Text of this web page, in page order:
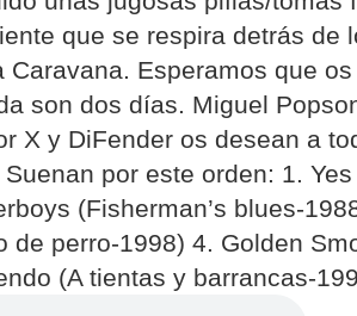
que se respira detrás de
Caravana. Esperamos que
son dos días. Miguel
X y DiFender os desean a
Suenan por este orden: 1.
(Fisherman’s blues-
de perro-1998) 4. Golden
(A tientas y barrancas-